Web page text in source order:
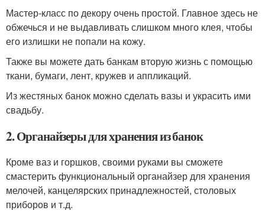
Мастер-класс по декору очень простой. Главное здесь не
обжечься и не выдавливать слишком много клея, чтобы
его излишки не попали на кожу.
Также вы можете дать банкам вторую жизнь с помощью
ткани, бумаги, лент, кружев и аппликаций.
Из жестяных банок можно сделать вазы и украсить ими
свадьбу.
2. Органайзеры для хранения из банок
Кроме ваз и горшков, своими руками вы сможете
смастерить функциональный органайзер для хранения
мелочей, канцелярских принадлежностей, столовых
приборов и т.д.